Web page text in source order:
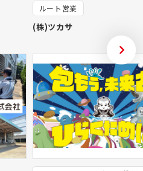
ルート営業
(株)ツカサ